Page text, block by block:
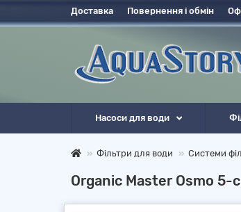
Доставка Повернення і обмін
Насоси для води
Фільтри для води Системи
Organic Master Osmo 5-